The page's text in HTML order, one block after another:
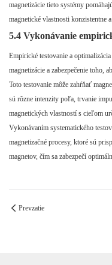
magnetizácie tieto systémy
magnetické vlastnosti konzistentne
5.4 Vykonávanie
Empirické testovanie a
magnetizácie a zabezpečenie toho,
Toto testovanie môže zahŕňať
sú rôzne intenzity poľa, trvanie
magnetických vlastností s cieľom
Vykonávaním systematického
magnetizačné procesy, ktoré sú
magnetov, čím sa zabezpečí
Prevzatie